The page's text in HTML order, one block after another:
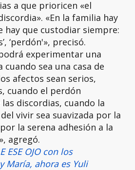
a que prioricen «el
«En la familia hay
hay que custodiar siempre:
‘perdón'», precisó.
experimentar una
sea una casa de
afectos sean serios,
cuando el perdón
discordias, cuando la
vivir sea suavizada por la
la serena adhesión a la
agregó.
ESE OJO con los
María, ahora es Yuli